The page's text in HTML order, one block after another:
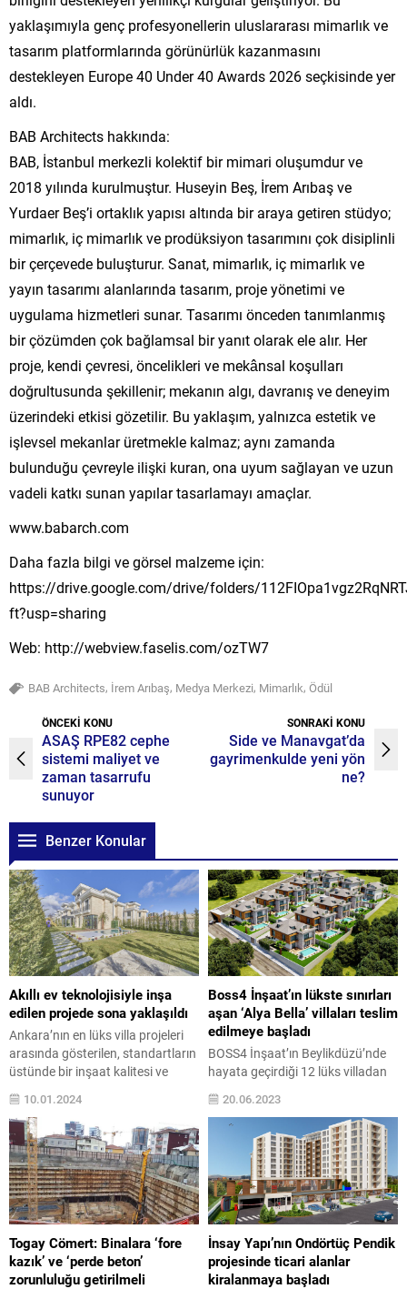
yaklaşımıyla genç profesyonellerin uluslararası mimarlık ve
tasarım platformlarında görünürlük kazanmasını
destekleyen Europe 40 Under 40 Awards 2026 seçkisinde yer
aldı.
BAB Architects hakkında:
BAB, İstanbul merkezli kolektif bir mimari oluşumdur ve
2018 yılında kurulmuştur. Huseyin Beş, İrem Arıbaş ve
Yurdaer Beş’i ortaklık yapısı altında bir araya getiren stüdyo;
mimarlık, iç mimarlık ve prodüksiyon tasarımını çok disiplinli
bir çerçevede buluşturur. Sanat, mimarlık, iç mimarlık ve
yayın tasarımı alanlarında tasarım, proje yönetimi ve
uygulama hizmetleri sunar. Tasarımı önceden tanımlanmış
bir çözümden çok bağlamsal bir yanıt olarak ele alır. Her
proje, kendi çevresi, öncelikleri ve mekânsal koşulları
doğrultusunda şekillenir; mekanın algı, davranış ve deneyim
üzerindeki etkisi gözetilir. Bu yaklaşım, yalnızca estetik ve
işlevsel mekanlar üretmekle kalmaz; aynı zamanda
bulunduğu çevreyle ilişki kuran, ona uyum sağlayan ve uzun
vadeli katkı sunan yapılar tasarlamayı amaçlar.
www.babarch.com
Daha fazla bilgi ve görsel malzeme için:
https://drive.google.com/drive/folders/
ft?usp=sharing
Web: http://webview.faselis.com/ozTW7
BAB Architects, İrem Arıbaş, Medya Merkezi, Mimarlık, Ödül
ÖNCEKİ KONU
ASAŞ RPE82 cephe
sistemi maliyet ve
zaman tasarrufu
sunuyor
SONRAKİ KONU
Side ve Manavgat’da
gayrimenkulde yeni yön
ne?
Benzer Konular
Akıllı ev teknolojisiyle inşa
edilen projede sona yaklaşıldı
Ankara’nın en lüks villa projeleri
arasında gösterilen, standartların
üstünde bir inşaat kalitesi ve
kusursuz işçilikle Beytepe’de inşa
edilen Gökdemir Villaları
projesinde sona yaklaşıldı.
Projede yaşam Mart 2024’te
başlayacak 20 yılı aşkın inşaat ve
mimari tecrübesi ile bugüne kadar
5 bin konutu başarıyla
tamamlayan Ankara’nın en büyük
konut üreticileri firmalarından
biri...
10.01.2024
Boss4 İnşaat’ın lükste sınırları
aşan ‘Alya Bella’ villaları teslim
edilmeye başladı
BOSS4 İnşaat’ın Beylikdüzü’nde
hayata geçirdiği 12 lüks villadan
oluşan ‘Alya Bella’ projesinde
teslim aşamasına gelindi. Tüm
detayı çok özel tasarımlara sahip
olan projede, her villaya özel
havuz ve yine her villaya özel
büyüklüğü 250 ile 350 metrekare
arasında değişen bahçeler dikkat
çekiyor. Gayrimenkul sektörünün
güvenilir ve yenilikçi markası
BOSS4...
20.06.2023
Togay Cömert: Binalara ‘fore
kazık’ ve ‘perde beton’
zorunluluğu getirilmeli
İnsay Yapı’nın Ondörtüç Pendik
projesinde ticari alanlar
kiralanmaya başladı